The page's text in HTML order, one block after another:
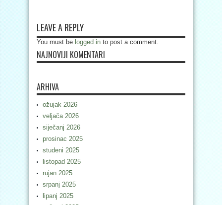
LEAVE A REPLY
You must be logged in to post a comment.
NAJNOVIJI KOMENTARI
ARHIVA
ožujak 2026
veljača 2026
siječanj 2026
prosinac 2025
studeni 2025
listopad 2025
rujan 2025
srpanj 2025
lipanj 2025